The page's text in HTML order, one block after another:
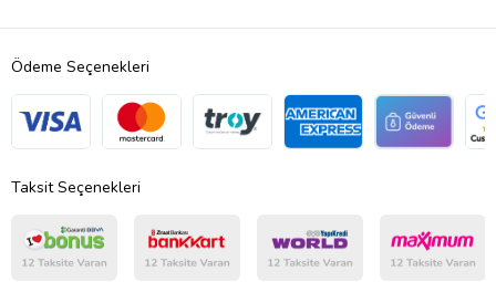
Ödeme Seçenekleri
Taksit Seçenekleri